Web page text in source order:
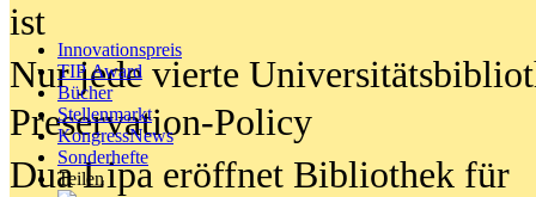
Innovationspreis
TIP Award
Bücher
Stellenmarkt
KongressNews
Sonderhefte
Teilen
ist
Nur jede vierte
Preservation-Policy
Dua Lipa eröffnet Bibliothek für